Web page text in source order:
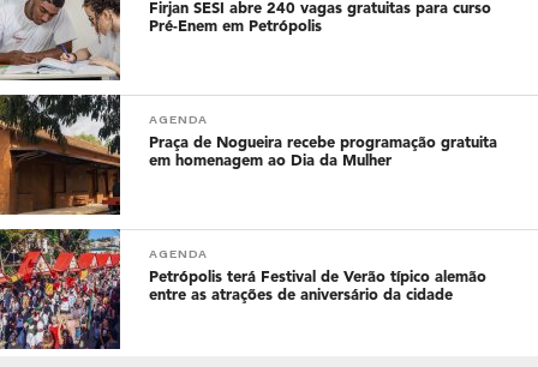
Firjan SESI abre 240 vagas gratuitas para curso
Pré-Enem em Petrópolis
AGENDA
Praça de Nogueira recebe programação gratuita
em homenagem ao Dia da Mulher
AGENDA
Petrópolis terá Festival de Verão típico alemão
entre as atrações de aniversário da cidade